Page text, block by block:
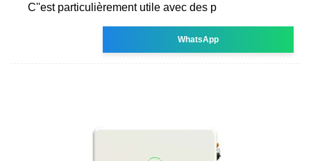
C''est particulièrement utile avec des p
WhatsApp